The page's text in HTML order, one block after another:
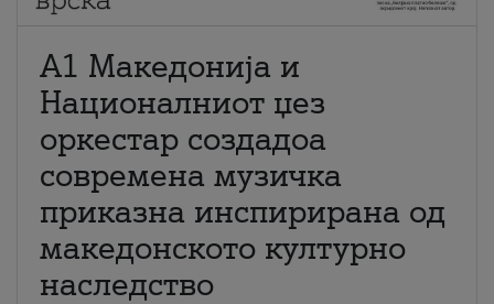
А1 Македонија и
Националниот џез
оркестар создадоа
современа музичка
приказна инспирирана од
македонското културно
наследство